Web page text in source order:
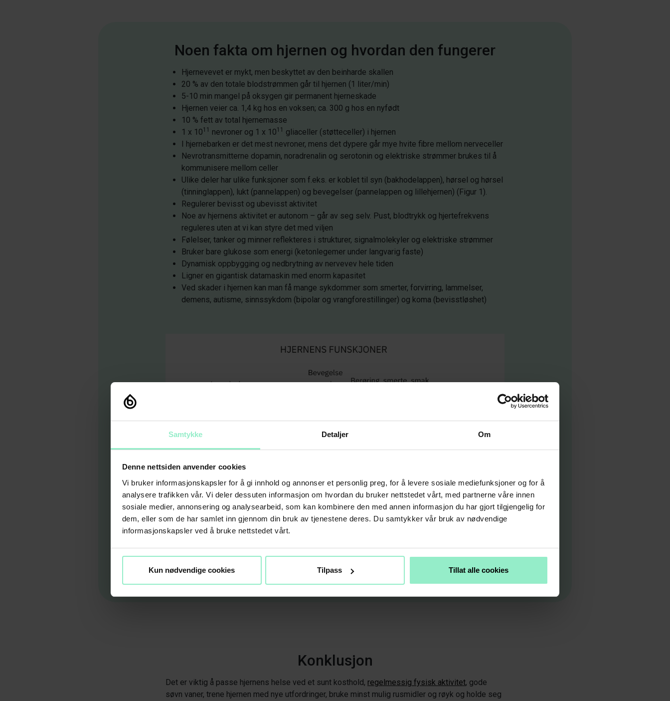
Samtykke Detaljer Om
Denne nettsiden anvender cookies
Vi bruker informasjonskapsler for å gi innhold og annonser et personlig preg, for å levere sosiale mediefunksjoner og for å
analysere trafikken vår. Vi deler dessuten informasjon om hvordan du bruker nettstedet vårt, med partnerne våre innen
sosiale medier, annonsering og analysearbeid, som kan kombinere den med annen informasjon du har gjort tilgjengelig for
dem, eller som de har samlet inn gjennom din bruk av tjenestene deres. Du samtykker vår bruk av nødvendige
informasjonskapsler ved å bruke nettstedet vårt.
Kun nødvendige cookies Tilpass Tillat alle cookies
Noen fakta om hjernen og hvordan den fungerer
Hjernevevet er mykt, men beskyttet av den beinharde skallen
20 % av den totale blodstrømmen går til hjernen (1 liter/min)
5-10 min mangel på oksygen gir permanent hjerneskade
Hjernen veier ca. 1,4 kg hos en voksen; ca. 300 g hos en nyfødt
10 % fett av total hjernemasse
1 x 1011 nevroner og 1 x 1011
gliaceller (støtteceller) i hjernen
I hjernebarken er det mest nevroner, mens det dypere går mye hvite fibre mellom nerveceller
Nevrotransmitterne dopamin, noradrenalin og serotonin og elektriske strømmer brukes til å
kommunisere mellom celler
Ulike deler har ulike funksjoner som f.eks. er koblet til syn (bakhodelappen), hørsel og hørsel
(tinninglappen), lukt (pannelappen) og bevegelser (pannelappen og lillehjernen) (Figur 1).
Regulerer bevisst og ubevisst aktivitet
Noe av hjernens aktivitet er autonom – går av seg selv. Pust, blodtrykk og hjertefrekvens
reguleres uten at vi kan styre det med viljen
Følelser, tanker og minner reflekteres i strukturer, signalmolekyler og elektriske strømmer
Bruker bare glukose som energi (ketonlegemer under langvarig faste)
Dynamisk oppbygging og nedbrytning av nervevev hele tiden
Ligner en gigantisk datamaskin med enorm kapasitet
Ved skader i hjernen kan man få mange sykdommer som smerter, forvirring, lammelser,
demens, autisme, sinnssykdom (bipolar og vrangforestillinger) og koma (bevisstløshet)
Konklusjon
Det er viktig å passe hjernens helse ved et sunt kosthold, regelmessig fysisk aktivitet, gode
søvn vaner, trene hjernen med nye utfordringer, bruke minst mulig rusmidler og røyk og holde seg